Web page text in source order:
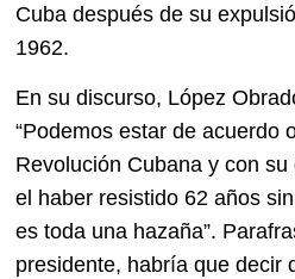
Cuba después de su
1962.
En su discurso, López
“Podemos estar de acuerdo
Revolución Cubana y con
el haber resistido 62 años
es toda una hazaña”.
presidente, habría que decir